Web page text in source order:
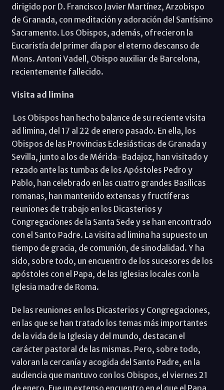
dirigido por D. Francisco Javier Martínez, Arzobispo
de Granada, con meditación y adoración del Santísimo
Sacramento. Los Obispos, además, ofrecieron la
Eucaristía del primer día por el eterno descanso de
Mons. Antoni Vadell, Obispo auxiliar de Barcelona,
recientemente fallecido.
Visita ad limina
Los Obispos han hecho balance de su reciente visita
ad limina, del 17 al 22 de enero pasado. En ella, los
Obispos de las Provincias Eclesiásticas de Granada y
Sevilla, junto a los de Mérida-Badajoz, han visitado y
rezado ante las tumbas de los Apóstoles Pedro y
Pablo, han celebrado en las cuatro grandes Basílicas
romanas, han mantenido extensas y fructíferas
reuniones de trabajo en los Dicasterios y
Congregaciones de la Santa Sede y se han encontrado
con el Santo Padre. La visita ad limina ha supuesto un
tiempo de gracia, de comunión, de sinodalidad. Y ha
sido, sobre todo, un encuentro de los sucesores de los
apóstoles con el Papa, de las Iglesias locales con la
Iglesia madre de Roma.
De las reuniones en los Dicasterios y Congregaciones,
en las que se han tratado los temas más importantes
de la vida de la Iglesia y del mundo, destacan el
carácter pastoral de las mismas. Pero, sobre todo,
valoran la cercanía y acogida del Santo Padre, en la
audiencia que mantuvo con los Obispos, el viernes 21